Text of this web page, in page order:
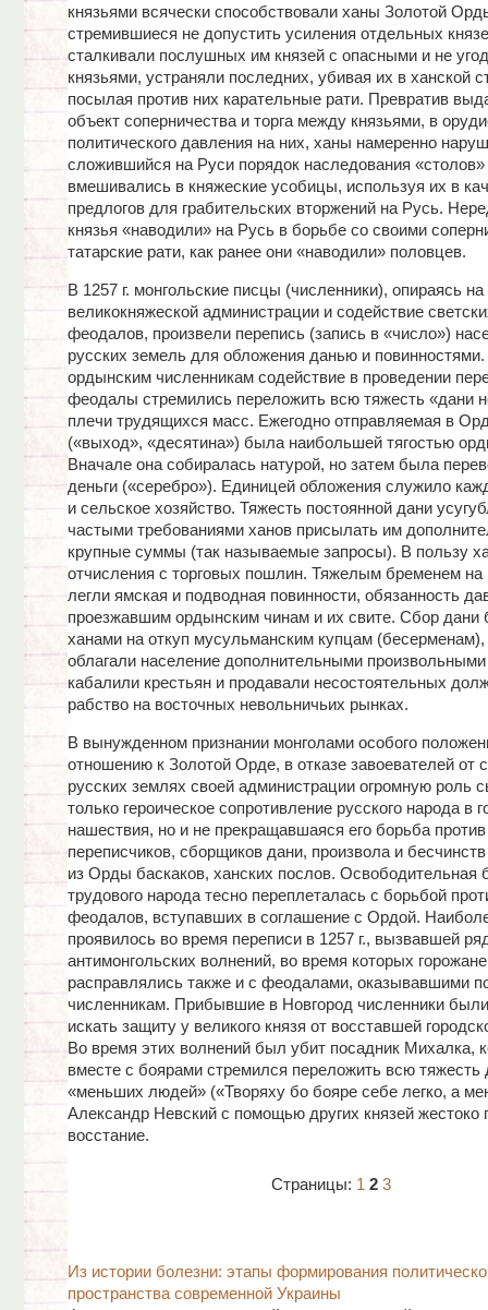
князьями всячески способствовали ханы Золотой
стремившиеся не допустить усиления отдельных
сталкивали послушных им князей с опасными и не
князьями, устраняли последних, убивая их в ханской
посылая против них карательные рати. Превратив
объект соперничества и торга между князьями, в
политического давления на них, ханы намеренно
сложившийся на Руси порядок наследования «столов»
вмешивались в княжеские усобицы, используя их в
предлогов для грабительских вторжений на Русь.
князья «наводили» на Русь в борьбе со своими
татарские рати, как ранее они «наводили» половцев.
В 1257 г. монгольские писцы (численники), опираясь
великокняжеской администрации и содействие
феодалов, произвели перепись (запись в «число»)
русских земель для обложения данью и
ордынским численникам содействие в проведении
феодалы стремились переложить всю тяжесть «дани
плечи трудящихся масс. Ежегодно отправляемая в
(«выход», «десятина») была наибольшей тягостью
Вначале она собиралась натурой, но затем была
деньги («серебро»). Единицей обложения служило
и сельское хозяйство. Тяжесть постоянной дани
частыми требованиями ханов присылать им
крупные суммы (так называемые запросы). В пользу
отчисления с торговых пошлин. Тяжелым бременем на
легли ямская и подводная повинности, обязанность
проезжавшим ордынским чинам и их свите. Сбор дани
ханами на откуп мусульманским купцам (бесерменам),
облагали население дополнительными
кабалили крестьян и продавали несостоятельных
рабство на восточных невольничьих рынках.
В вынужденном признании монголами особого
отношению к Золотой Орде, в отказе завоевателей от
русских землях своей администрации огромную роль
только героическое сопротивление русского народа в
нашествия, но и не прекращавшаяся его борьба
переписчиков, сборщиков дани, произвола и
из Орды баскаков, ханских послов. Освободительная
трудового народа тесно переплеталась с борьбой
феодалов, вступавших в соглашение с Ордой.
проявилось во время переписи в 1257 г., вызвавшей
антимонгольских волнений, во время которых
расправлялись также и с феодалами, оказывавшими
численникам. Прибывшие в Новгород численники
искать защиту у великого князя от восставшей
Во время этих волнений был убит посадник Михалка,
вместе с боярами стремился переложить всю тяжесть
«меньших людей» («Творяху бо бояре себе легко, а
Александр Невский с помощью других князей жестоко
восстание.
Страницы: 1 2 3
Из истории болезни: этапы формирования
пространства современной Украины